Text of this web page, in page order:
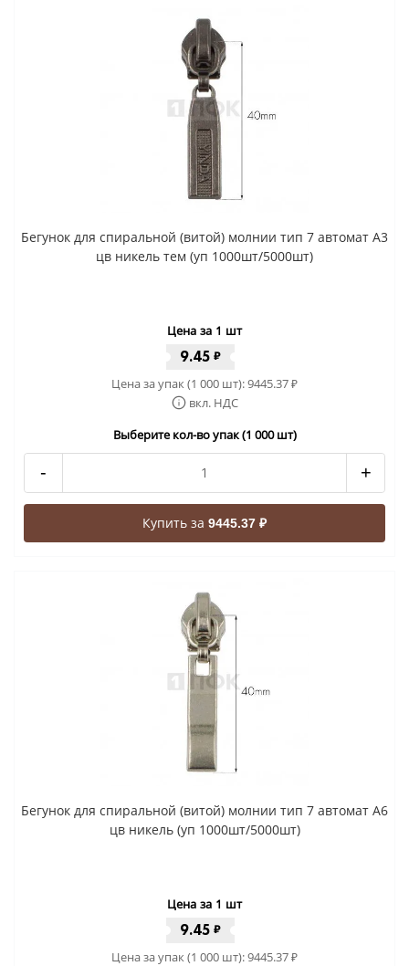
Бегунок для спиральной (витой) молнии тип 7 автомат A3
цв никель тем (уп 1000шт/5000шт)
Цена за 1 шт
9.45 ₽
Цена за упак (1 000 шт):9445.37₽
вкл. НДС
Выберите кол-во упак (1 000 шт)
- +
Купить за 9445.37 ₽
Бегунок для спиральной (витой) молнии тип 7 автомат A6
цв никель (уп 1000шт/5000шт)
Цена за 1 шт
9.45 ₽
Цена за упак (1 000 шт):9445.37₽